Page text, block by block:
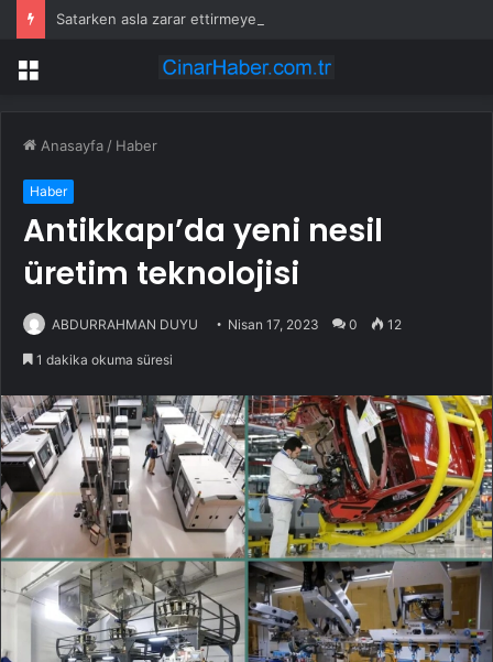
Satarken asla zarar ettirmeyen ikinci el araçlar
Menü
Anasayfa / Haber
Haber
Antikkapı’da yeni nesil
üretim teknolojisi
ABDURRAHMAN DUYU Nisan 17, 2023 0 12
1 dakika okuma süresi